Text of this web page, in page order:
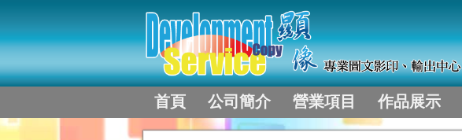
首頁 公司簡介 營業項目 作品展示